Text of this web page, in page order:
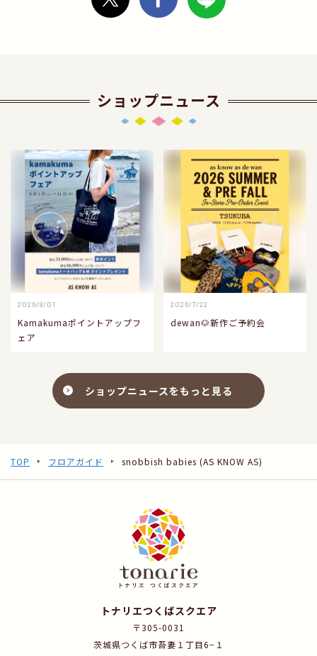
ショップニュース
2026/8/01
Kamakumaポイントアップフ
ェア
2026/7/22
dewan🐶新作ご予約会
ショップニュースをもっと見る
TOP フロアガイド snobbish babies (AS KNOW AS)
トナリエつくばスクエア
〒305-0031
茨城県つくば市吾妻１丁目6−１